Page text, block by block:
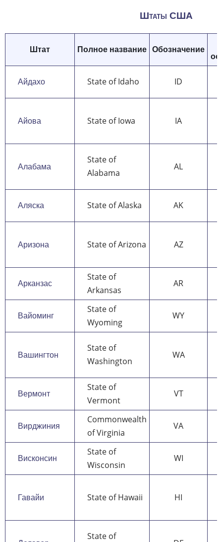
Штаты США
Штат Полное название Обозначение
Айдахо State of Idaho ID
Айова State of Iowa IA
Алабама
State of
Alabama
AL
Аляска State of Alaska AK
Аризона State of Arizona AZ
Арканзас
State of
Arkansas
AR
Вайоминг
State of
Wyoming
WY
Вашингтон
State of
Washington
WA
Вермонт
State of
Vermont
VT
Вирджиния
Commonwealth
of Virginia
VA
Висконсин
State of
Wisconsin
WI
Гавайи State of Hawaii HI
State of